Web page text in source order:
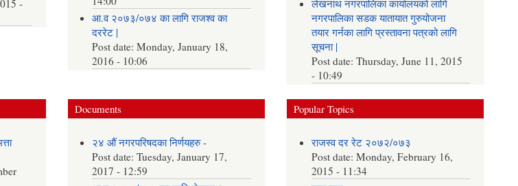
-
आ.व २०७३/०७४ का लागि राजश्व का
दररेट |
Post date:Monday, January 18,
2016 - 10:06
लेखनाथ नगरपालिका कार्यालयको लागि
नगरपालिका सडक यातायात गुरुयोजना
तयार गर्नका लागि प्रस्तावना पत्रको लागि
सूचना |
Post date: Thursday, June 11, 2015
- 10:49
Documents
२४ औं नगरपरिषदका निर्णयहरु-
Post date:Tuesday, January 17,
2017 - 12:59
Popular Topics
राजस्व दर रेट २०७२/०७३
Post date: Monday, February 16,
2015 - 11:34